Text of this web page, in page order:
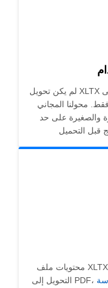
لم يكن تحويل XLTX إلى PDF أسهل من قبل. يتيح لك واجهتنا
محولنا المجاني
والصغيرة على حد
محتويات ملف XLTX لا تُفحص ولا تُعاد استخدامها أبدًا. بعد